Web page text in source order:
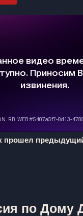
прошел
по Дому